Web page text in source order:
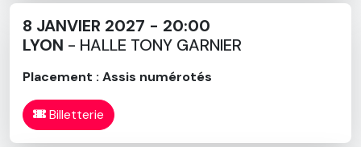
8 JANVIER 2027 - 20:00
LYON - HALLE TONY GARNIER
Placement : Assis numérotés
Billetterie